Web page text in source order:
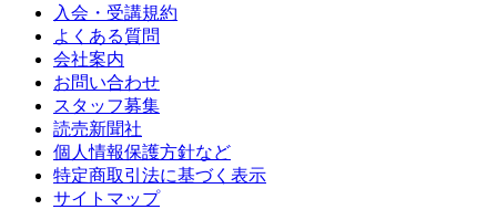
入会・受講規約
よくある質問
会社案内
お問い合わせ
スタッフ募集
読売新聞社
個人情報保護方針など
特定商取引法に基づく表示
サイトマップ